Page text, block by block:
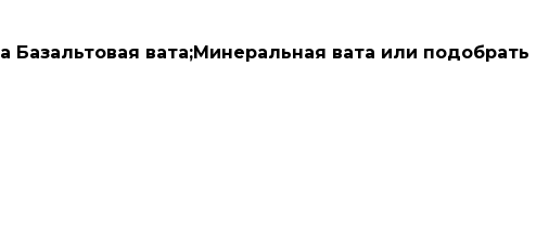
Базальтовая вата;Минеральная вата или подобрать